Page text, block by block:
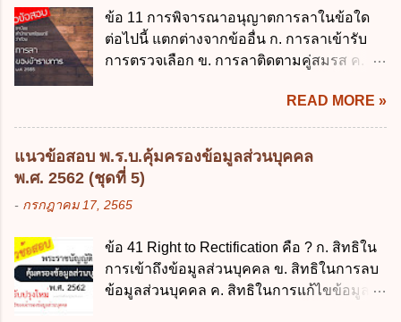
การเปิดเรียนภาคต้น ถ้าสถานศึกษายังมิไ...
ราชการ พ.ศ. 2562 ออกโดยอาศัยกฎหมาย
แม่บทใด ก. พระราชบัญญัติวิธีการงบ
ประมาณ พ.ศ. 2561 ข. พระราชบัญญัติวินัย
บัญญัติเงินคงคลัง พ.ศ. 2491 ง. ระเบียบ
กระทรวงการคลัง ว่าด้วยการเบิกเงินจากคลัง
การรับเงิน การจ่ายเงิน การเก็บรักษาเงิน และ
การนำเงินส่งคลัง พ.ศ. 2562 ข้อ 3 ส่วน
สำรองจ่ายได้แห่งละไม่เกินเท่าใร ก. 100,000
บาท ข. 50,000 บาท ค. 30,000 บาท ง. 10,000
บาท ข้อ 4 ดอกเบี้ยที่เกิดจากการนำเงินทดรอง
ราชการจำนวนที่เกินกว่า...
ข้อ 11 การพิจารณาอนุญาตการลาในข้อใด
ต่อไปนี้ แตกต่างจากข้ออื่น ก. การลาเข้ารับ
การตรวจเลือก ข. การลาติดตามคู่สมรส ค.
ปฏิบัติการวิจัย หรือดูงาน ข้อ 12 ข้อใด ไม่ ถูก
ต้องเกี่ยวกับการลาไปช่วยเหลือภริยาที่คลอด
บุตร ก. ต้องเป็นภริยาโดยชอบด้วยกฎหมาย ข.
ลาได้เพียงครั้งเดียว ค. ต้องลาภายใน 90 วัน
นับแต่วันที่คลอดบุตร ง. ลาได้ครั้งหนึ่งติดต่อ
กันไม่เกิน 15 วันทำการ ข้อ 13 สิทธิลากิจส่วน
เกิน 90 วัน ข. ลาต่อเนื่องจากการคลอดบุตรได้
ไม่เกิน 90 วันทำการ ค. ลาได้ไม่เกิน 120 วัน
ง. ลาต่อเนื่องจากการคลอดบุตรได้ไม่เกิน 150
READ MORE »
แนวข้อสอบ พ.ร.บ.คุ้มครองข้อมูลส่วนบุคคล
พ.ศ. 2562 (ชุดที่ 5)
- กรกฎาคม 17, 2565
ข้อ 41 Right to Rectification คือ ? ก. สิทธิใน
การเข้าถึงข้อมูลส่วนบุคคล ข. สิทธิในการลบ
ข้อมูลส่วนบุคคล ค. สิทธิในการแก้ไขข้อมูล